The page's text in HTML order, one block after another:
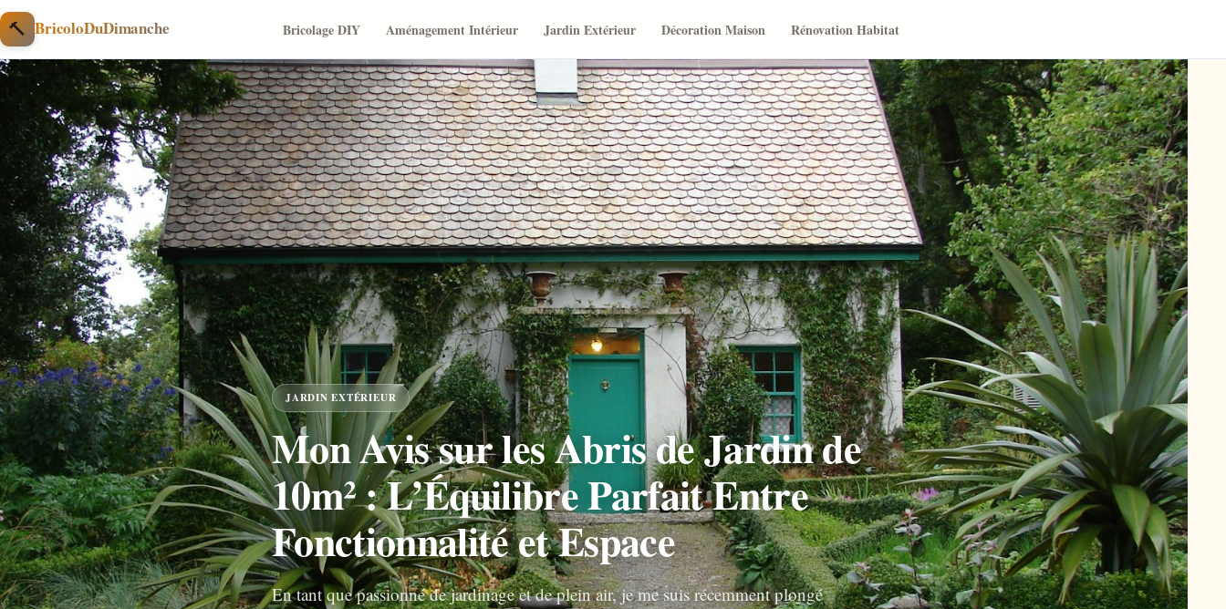
Aller au contenu
🔨 BricoloDuDimanche Bricolage DIY Aménagement Intérieur Jardin Extérieur Décoration Maison Rénovation Habitat
JARDIN EXTÉRIEUR
Mon Avis sur les Abris de Jardin de
10m² : L’Équilibre Parfait Entre
Fonctionnalité et Espace
En tant que passionné de jardinage et de plein air, je me suis récemment plongé